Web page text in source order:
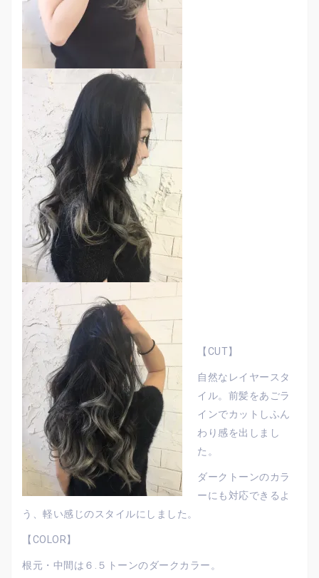
【CUT】
自然なレイヤースタ
イル。前髪をあごラ
インでカットしふん
わり感を出しまし
た。
ダークトーンのカラ
ーにも対応できるよ
う、軽い感じのスタイルにしました。
【COLOR】
根元・中間は６.５トーンのダークカラー。